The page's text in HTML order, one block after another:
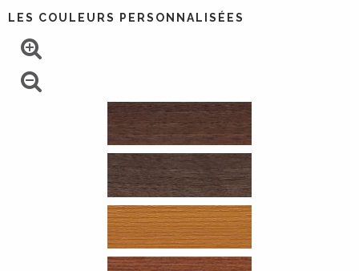
LES COULEURS PERSONNALISÉES